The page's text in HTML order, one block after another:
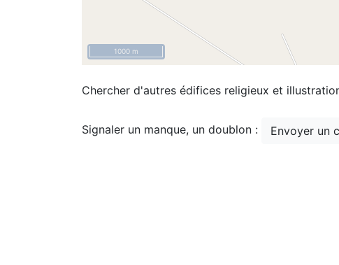
1000 m
Chercher d'autres édifices religieux et
Signaler un manque, un doublon : Envoyer un